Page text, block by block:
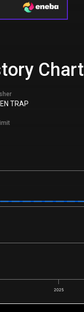
Chart
TRAP
2025